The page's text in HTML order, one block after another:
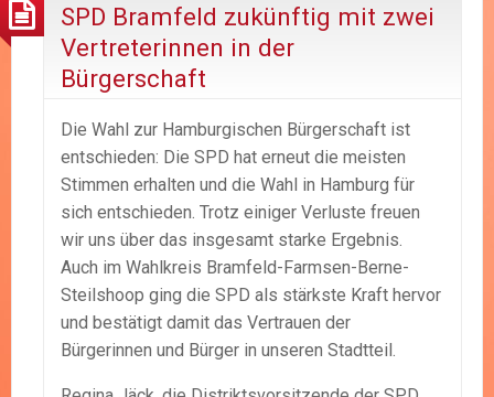
SPD Bramfeld zukünftig mit zwei
Vertreterinnen in der
Bürgerschaft
Die Wahl zur Hamburgischen Bürgerschaft ist
entschieden: Die SPD hat erneut die meisten
Stimmen erhalten und die Wahl in Hamburg für
sich entschieden. Trotz einiger Verluste freuen
wir uns über das insgesamt starke Ergebnis.
Auch im Wahlkreis Bramfeld-Farmsen-Berne-
Steilshoop ging die SPD als stärkste Kraft hervor
und bestätigt damit das Vertrauen der
Bürgerinnen und Bürger in unseren Stadtteil.